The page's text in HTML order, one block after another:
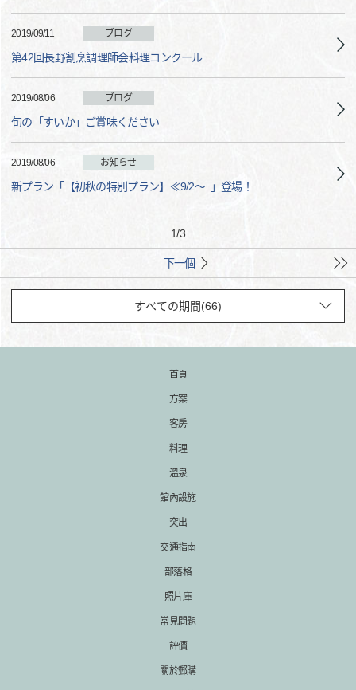
2019/09/11 ブログ
第42回長野割烹調理師会料理コンクール
2019/08/06 ブログ
旬の「すいか」ご賞味ください
2019/08/06 お知らせ
新プラン「【初秋の特別プラン】≪9/2～..」登場！
1/3
下一個
首頁
方案
客房
料理
溫泉
館內設施
突出
交通指南
部落格
照片庫
常見問題
評價
關於郵購